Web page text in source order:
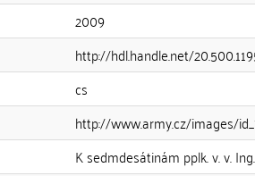
2009
http://hdl.handle.net/
cs
http://www.army.cz/images/
K sedmdesátinám pplk. v. v.